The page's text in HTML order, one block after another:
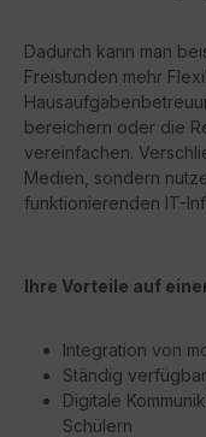
Dadurch kann man
Freistunden mehr
bereichern oder die
vereinfachen.
Medien, sondern
funktionierenden IT-
Ihre Vorteile auf
Integration von
Ständig
Digitale
Schülern